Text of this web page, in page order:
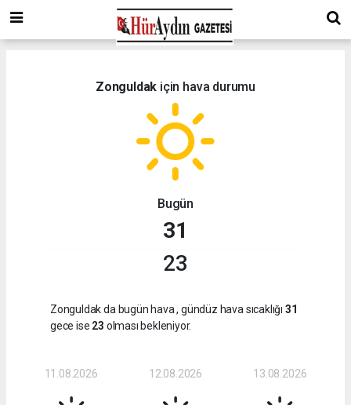
Zonguldak için hava durumu
Bugün
31
23
Zonguldak da bugün hava, gündüz hava sıcaklığı 31
gece ise 23 olması bekleniyor.
11.08.2026 12.08.2026 13.08.2026